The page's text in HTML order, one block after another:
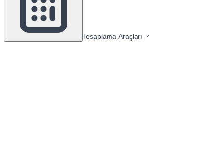
Hesaplama Araçları